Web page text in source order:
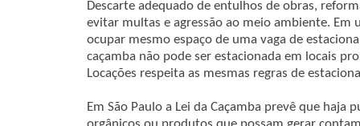
Descarte adequado de entulhos de obras,
evitar multas e agressão ao meio ambiente. Em
ocupar mesmo espaço de uma vaga de
caçamba não pode ser estacionada em locais
Locações respeita as mesmas regras de
Em São Paulo a Lei da Caçamba prevê que haja